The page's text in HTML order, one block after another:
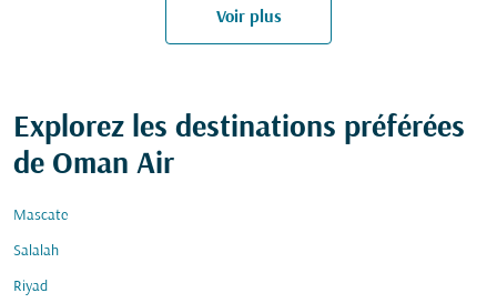
Voir plus
Explorez les destinations préférées
de Oman Air
Mascate
Salalah
Riyad